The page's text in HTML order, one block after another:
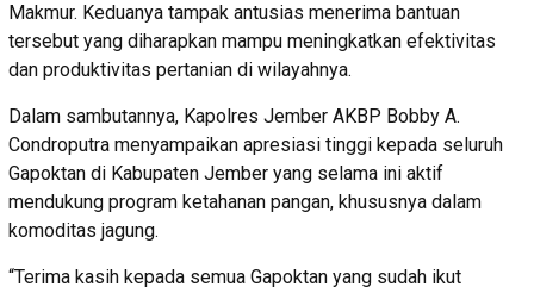
Makmur. Keduanya tampak antusias menerima bantuan
tersebut yang diharapkan mampu meningkatkan efektivitas
dan produktivitas pertanian di wilayahnya.
Dalam sambutannya, Kapolres Jember AKBP Bobby A.
Condroputra menyampaikan apresiasi tinggi kepada seluruh
Gapoktan di Kabupaten Jember yang selama ini aktif
mendukung program ketahanan pangan, khususnya dalam
komoditas jagung.
“Terima kasih kepada semua Gapoktan yang sudah ikut